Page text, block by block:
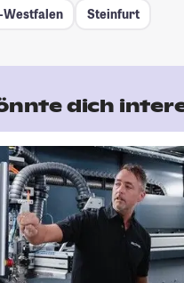
Steinfurt
dich